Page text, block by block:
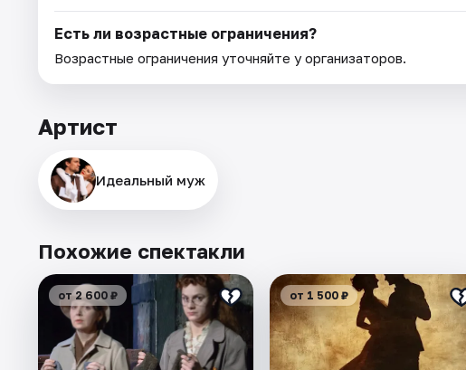
Есть ли возрастные ограничения?
Возрастные ограничения уточняйте у организаторов.
Артист
Идеальный муж
Похожие спектакли
от 2 600 ₽ от 1 500 ₽